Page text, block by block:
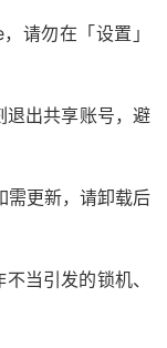
请勿在「设置」
退出共享账号，避
需更新，请卸载后
当引发的锁机、